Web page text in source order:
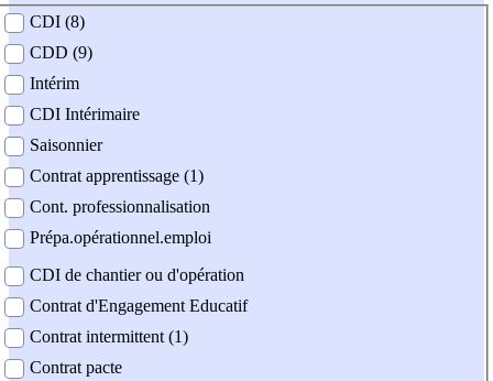
contrat
CDI (8)
CDD (9)
Intérim
CDI Intérimaire
Saisonnier
Contrat apprentissage (1)
Cont. professionnalisation
Prépa.opérationnel.emploi
CDI de chantier ou d'opération
Contrat d'Engagement Educatif
Contrat intermittent (1)
Contrat pacte